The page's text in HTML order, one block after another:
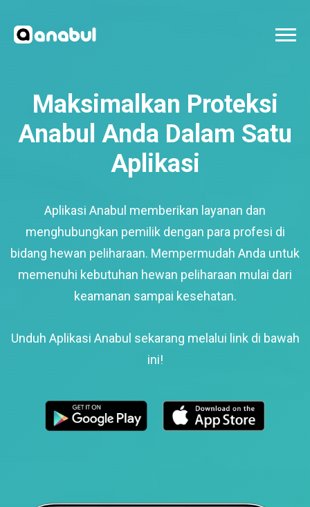
Maksimalkan Proteksi
Anabul Anda Dalam Satu
Aplikasi
Aplikasi Anabul memberikan layanan dan
menghubungkan pemilik dengan para profesi di
bidang hewan peliharaan. Mempermudah Anda untuk
memenuhi kebutuhan hewan peliharaan mulai dari
keamanan sampai kesehatan.
Unduh Aplikasi Anabul sekarang melalui link di bawah
ini!